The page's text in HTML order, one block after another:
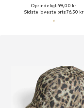
Oprindeligt: 99,00 kr
Sidste laveste pris:76,50 kr